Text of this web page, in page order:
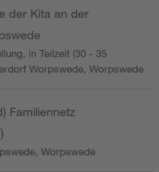
der Kita an der
in Teilzeit (30 - 35
Worpswede, Worpswede
Familiennetz
Worpswede